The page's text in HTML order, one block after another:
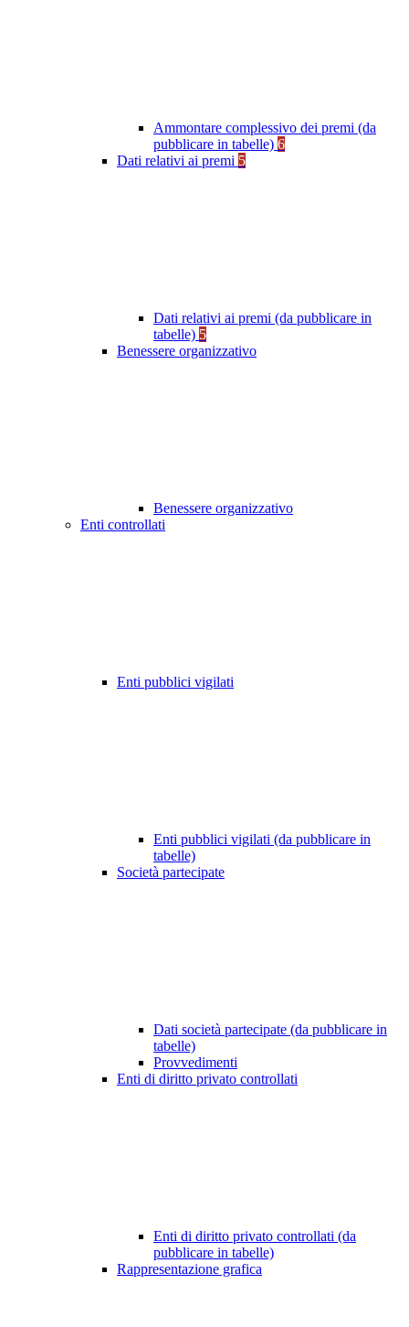
Ammontare complessivo dei premi (da
pubblicare in tabelle) 6
Dati relativi ai premi 5
Dati relativi ai premi (da pubblicare in
tabelle) 5
Benessere organizzativo
Benessere organizzativo
Enti controllati
Enti pubblici vigilati
Enti pubblici vigilati (da pubblicare in
tabelle)
Società partecipate
Dati società partecipate (da pubblicare in
tabelle)
Provvedimenti
Enti di diritto privato controllati
Enti di diritto privato controllati (da
pubblicare in tabelle)
Rappresentazione grafica